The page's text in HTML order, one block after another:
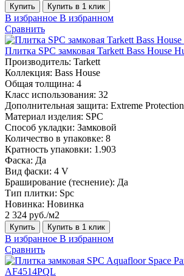
Купить Купить в 1 клик
В избранное В избранном
Сравнить
Плитка SPC замковая Tarkett Bass House
Производитель: Tarkett
Коллекция: Bass House
Общая толщина: 4
Класс использования: 32
Дополнительная защита: Extreme Protection
Материал изделия: SPC
Способ укладки: Замковой
Количество в упаковке: 8
Кратность упаковки: 1.903
Фаска: Да
Вид фаски: 4 V
Браширование (теснение): Да
Тип плитки: Spc
Новинка: Новинка
2 324 руб./м2
Купить Купить в 1 клик
В избранное В избранном
Сравнить